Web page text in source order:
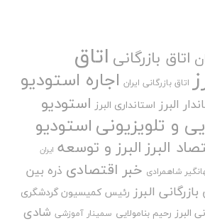
اتاق بازرگانی اتاق
اتاق بازرگانی ایران اجاره استودیو
البرز استانداری البرز استودیو
و تلویزیونیاستودیو
البرزالبرز و توسعه ایران
شاهمرادی خبر اقتصادی ذره بین
البرز رئیس کمیسیون گردشگری
البرز رحیم بنامولایی سمینار آموزشی شادی